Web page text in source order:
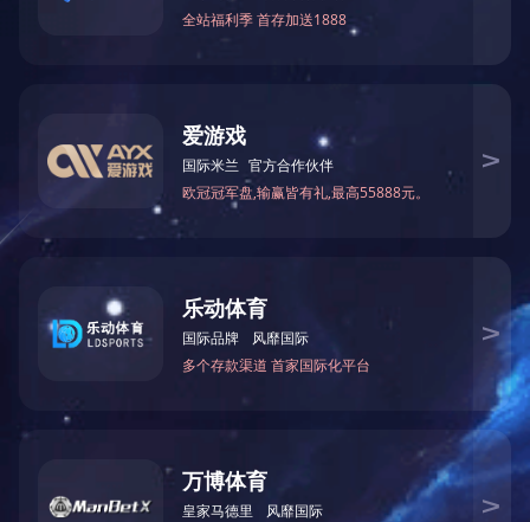
户外拓展训练 息县第三届灯光秀
户外拓展训练 校园招聘精彩瞬间